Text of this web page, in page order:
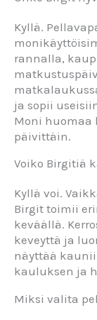
Kyllä.
rannalla,
ja sopii
Moni huomaa
päivittäin.
Voiko Birgitiä
Kyllä voi.
Birgit toimii
keväällä.
keveyttä ja
näyttää
kauluksen ja
Miksi valita